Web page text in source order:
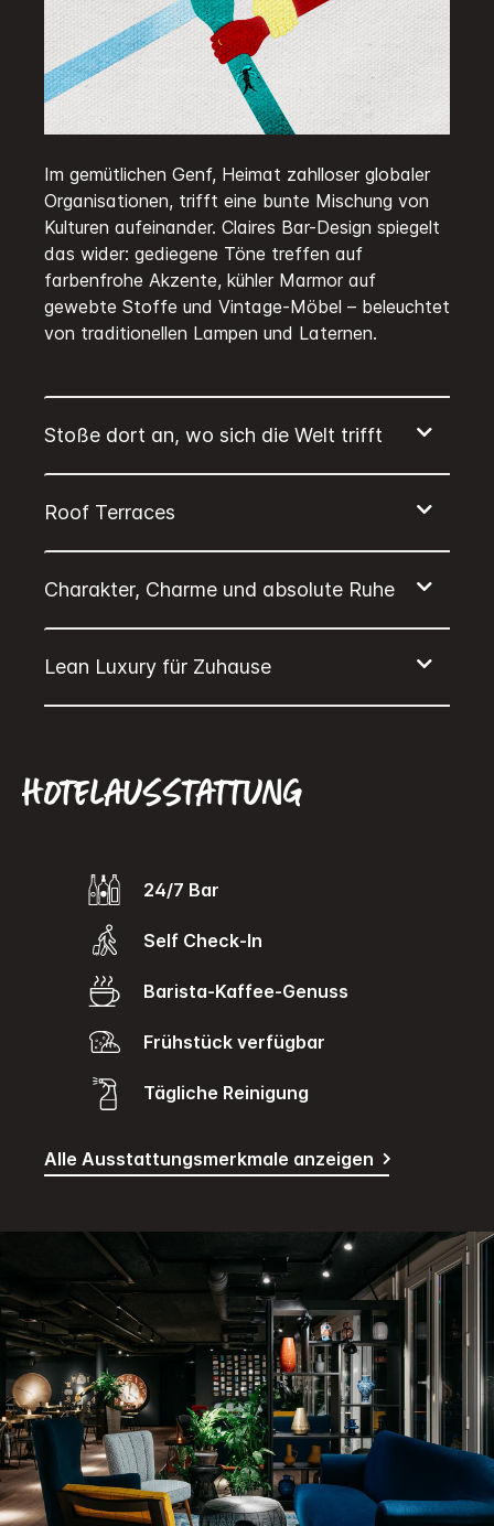
Im gemütlichen Genf, Heimat zahlloser globaler
Organisationen, trifft eine bunte Mischung von
Kulturen aufeinander. Claires Bar-Design spiegelt
das wider: gediegene Töne treffen auf
farbenfrohe Akzente, kühler Marmor auf
gewebte Stoffe und Vintage-Möbel – beleuchtet
von traditionellen Lampen und Laternen.
Hotelausstattung
24/7 Bar
Self Check-In
Barista-Kaffee-Genuss
Frühstück verfügbar
Tägliche Reinigung
Alle Ausstattungsmerkmale anzeigen